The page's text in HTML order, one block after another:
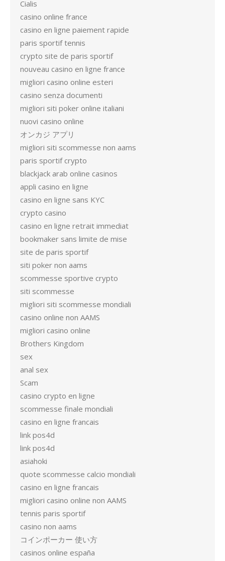
Cialis
casino online france
casino en ligne paiement rapide
paris sportif tennis
crypto site de paris sportif
nouveau casino en ligne france
migliori casino online esteri
casino senza documenti
migliori siti poker online italiani
nuovi casino online
オンカジ アプリ
migliori siti scommesse non aams
paris sportif crypto
blackjack arab online casinos
appli casino en ligne
casino en ligne sans KYC
crypto casino
casino en ligne retrait immediat
bookmaker sans limite de mise
site de paris sportif
siti poker non aams
scommesse sportive crypto
siti scommesse
migliori siti scommesse mondiali
casino online non AAMS
migliori casino online
Brothers Kingdom
sex
anal sex
Scam
casino crypto en ligne
scommesse finale mondiali
casino en ligne francais
link pos4d
link pos4d
asiahoki
quote scommesse calcio mondiali
casino en ligne francais
migliori casino online non AAMS
tennis paris sportif
casino non aams
コインポーカー 使い方
casinos online españa